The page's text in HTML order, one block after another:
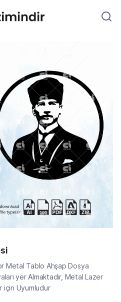
Metal Tablo Ahşap Dosya
yer Almaktadır, Metal Lazer
için Uyumludur